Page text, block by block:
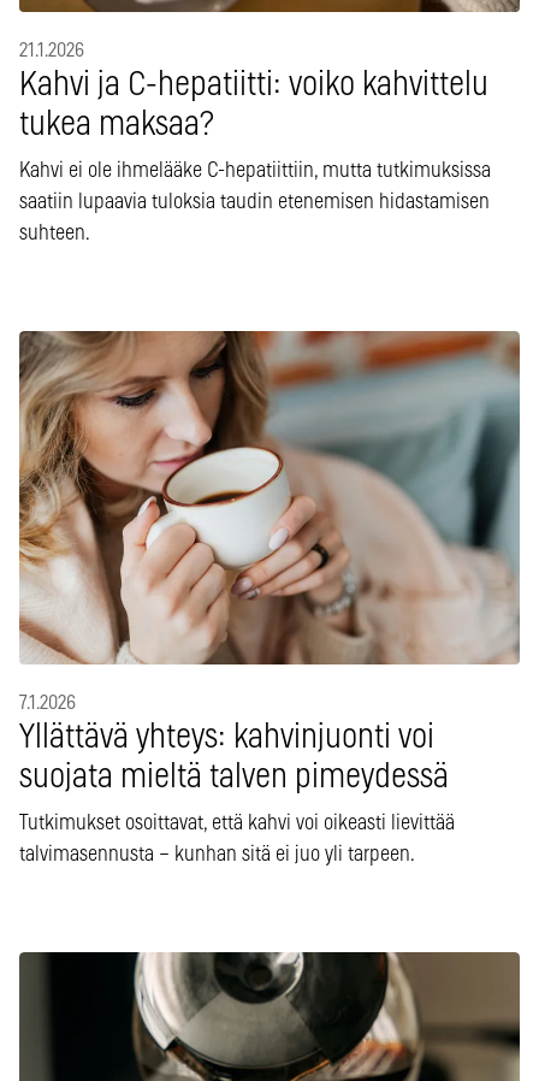
21.1.2026
Kahvi ja C-hepatiitti: voiko kahvittelu
tukea maksaa?
Kahvi ei ole ihmelääke C-hepatiittiin, mutta tutkimuksissa
saatiin lupaavia tuloksia taudin etenemisen hidastamisen
suhteen.
7.1.2026
Yllättävä yhteys: kahvinjuonti voi
suojata mieltä talven pimeydessä
Tutkimukset osoittavat, että kahvi voi oikeasti lievittää
talvimasennusta – kunhan sitä ei juo yli tarpeen.